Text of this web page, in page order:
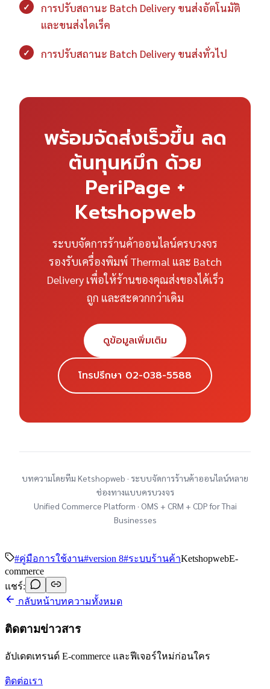
✓
การปรับสถานะ Batch Delivery ขนส่งอัตโนมัติ
และขนส่งไดเร็ค
✓ การปรับสถานะ Batch Delivery ขนส่งทั่วไป
พร้อมจัดส่งเร็วขึ้น ลด
ต้นทุนหมึก ด้วย
PeriPage +
Ketshopweb
ระบบจัดการร้านค้าออนไลน์ครบวงจร
รองรับเครื่องพิมพ์ Thermal และ Batch
Delivery เพื่อให้ร้านของคุณส่งของได้เร็ว
ถูก และสะดวกกว่าเดิม
ดูข้อมูลเพิ่มเติม
โทรปรึกษา 02-038-5588
บทความโดยทีม Ketshopweb · ระบบจัดการร้านค้าออนไลน์หลาย
ช่องทางแบบครบวงจร
Unified Commerce Platform · OMS + CRM + CDP for Thai
Businesses
#คู่มือการใช้งาน#version 8#ระบบร้านค้าKetshopwebE-
commerce
แชร์:
กลับหน้าบทความทั้งหมด
ติดตามข่าวสาร
อัปเดตเทรนด์ E-commerce และฟีเจอร์ใหม่ก่อนใคร
ติดต่อเรา